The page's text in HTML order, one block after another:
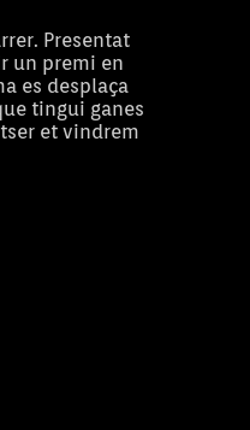
Presentat
un premi en
es desplaça
tingui ganes
et vindrem